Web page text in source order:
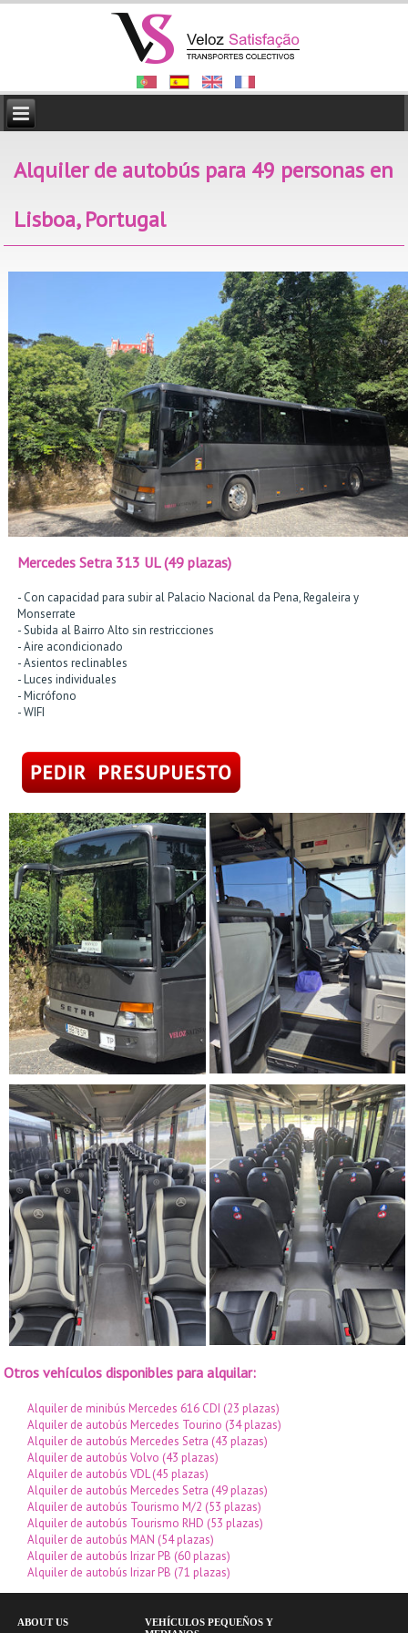
Alquiler de autobús para 49 personas en
Lisboa, Portugal
Mercedes Setra 313 UL (49 plazas)
- Con capacidad para subir al Palacio Nacional da Pena, Regaleira y
Monserrate
-Subida al Bairro Alto sin restricciones
-Aire acondicionado
-Asientos reclinables
-Luces individuales
-Micrófono
-WIFI
Otros vehículos disponibles para alquilar:
Alquiler de minibús Mercedes 616 CDI (23 plazas)
Alquiler de autobús Mercedes Tourino (34 plazas)
Alquiler de autobús Mercedes Setra (43 plazas)
Alquiler de autobús Volvo (43 plazas)
Alquiler de autobús VDL (45 plazas)
Alquiler de autobús Mercedes Setra (49 plazas)
Alquiler de autobús Tourismo M/2 (53 plazas)
Alquiler de autobús Tourismo RHD (53 plazas)
Alquiler de autobús MAN (54 plazas)
Alquiler de autobús Irizar PB (60 plazas)
Alquiler de autobús Irizar PB (71 plazas)
ABOUT US
VEHÍCULOS PEQUEÑOS Y